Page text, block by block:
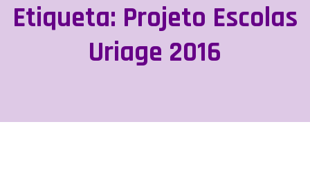
Etiqueta: Projeto Escolas
Uriage 2016